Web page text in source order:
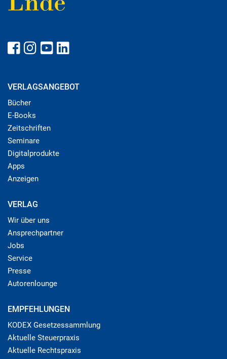
VERLAGSANGEBOT
Bücher
E-Books
Zeitschriften
Seminare
Digitalprodukte
Apps
Anzeigen
VERLAG
Wir über uns
Ansprechpartner
Jobs
Service
Presse
Autorenlounge
EMPFEHLUNGEN
KODEX Gesetzessammlung
Aktuelle Steuerpraxis
Aktuelle Rechtspraxis